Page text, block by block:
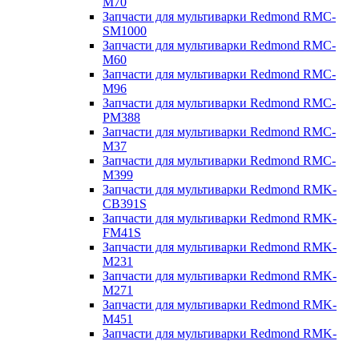
Запчасти для мультиварки Redmond RMC-
SM1000
Запчасти для мультиварки Redmond RMC-
M60
Запчасти для мультиварки Redmond RMC-
M96
Запчасти для мультиварки Redmond RMC-
PM388
Запчасти для мультиварки Redmond RMC-
M37
Запчасти для мультиварки Redmond RMC-
M399
Запчасти для мультиварки Redmond RMK-
CB391S
Запчасти для мультиварки Redmond RMK-
FM41S
Запчасти для мультиварки Redmond RMK-
M231
Запчасти для мультиварки Redmond RMK-
M271
Запчасти для мультиварки Redmond RMK-
M451
Запчасти для мультиварки Redmond RMK-